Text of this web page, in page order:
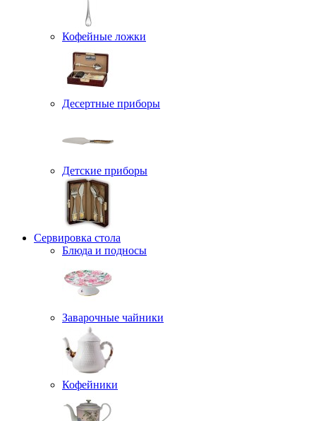
Кофейные ложки
Десертные приборы
Детские приборы
Сервировка стола
Блюда и подносы
Заварочные чайники
Кофейники